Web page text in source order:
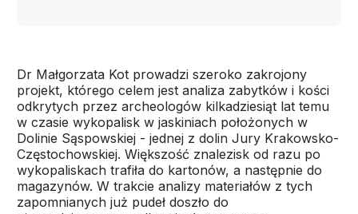
Dr Małgorzata Kot prowadzi szeroko zakrojony
projekt, którego celem jest analiza zabytków i kości
odkrytych przez archeologów kilkadziesiąt lat temu
w czasie wykopalisk w jaskiniach położonych w
Dolinie Sąspowskiej - jednej z dolin Jury Krakowsko-
Częstochowskiej. Większość znalezisk od razu po
wykopaliskach trafiła do kartonów, a następnie do
magazynów. W trakcie analizy materiałów z tych
zapomnianych już pudeł doszło do